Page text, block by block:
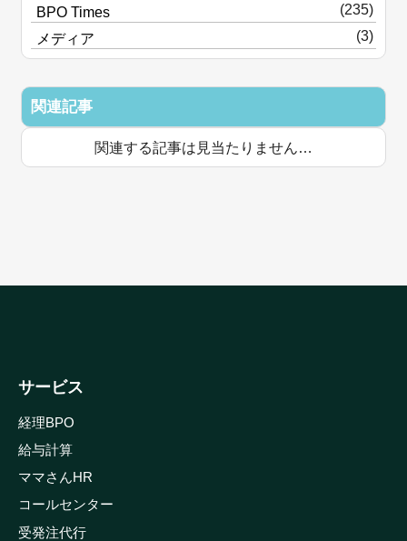
BPO Times
(235)
メディア
(3)
関連記事
関連する記事は見当たりません…
サービス
経理BPO
給与計算
ママさんHR
コールセンター
受発注代行